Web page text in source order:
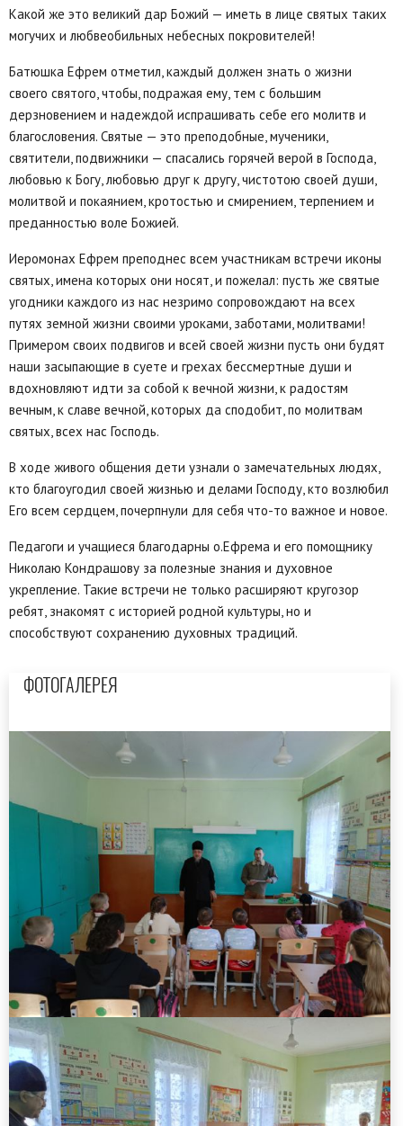
Какой же это великий дар Божий — иметь в лице святых таких
могучих и любвеобильных небесных покровителей!
Батюшка Ефрем отметил, каждый должен знать о жизни
своего святого, чтобы, подражая ему, тем с большим
дерзновением и надеждой испрашивать себе его молитв и
благословения. Святые — это преподобные, мученики,
святители, подвижники — спасались горячей верой в Господа,
любовью к Богу, любовью друг к другу, чистотою своей души,
молитвой и покаянием, кротостью и смирением, терпением и
преданностью воле Божией.
Иеромонах Ефрем преподнес всем участникам встречи иконы
святых, имена которых они носят, и пожелал: пусть же святые
угодники каждого из нас незримо сопровождают на всех
путях земной жизни своими уроками, заботами, молитвами!
Примером своих подвигов и всей своей жизни пусть они будят
наши засыпающие в суете и грехах бессмертные души и
вдохновляют идти за собой к вечной жизни, к радостям
вечным, к славе вечной, которых да сподобит, по молитвам
святых, всех нас Господь.
В ходе живого общения дети узнали о замечательных людях,
кто благоугодил своей жизнью и делами Господу, кто возлюбил
Его всем сердцем, почерпнули для себя что-то важное и новое.
Педагоги и учащиеся благодарны о.Ефрема и его помощнику
Николаю Кондрашову за полезные знания и духовное
укрепление. Такие встречи не только расширяют кругозор
ребят, знакомят с историей родной культуры, но и
способствуют сохранению духовных традиций.
ФОТОГАЛЕРЕЯ